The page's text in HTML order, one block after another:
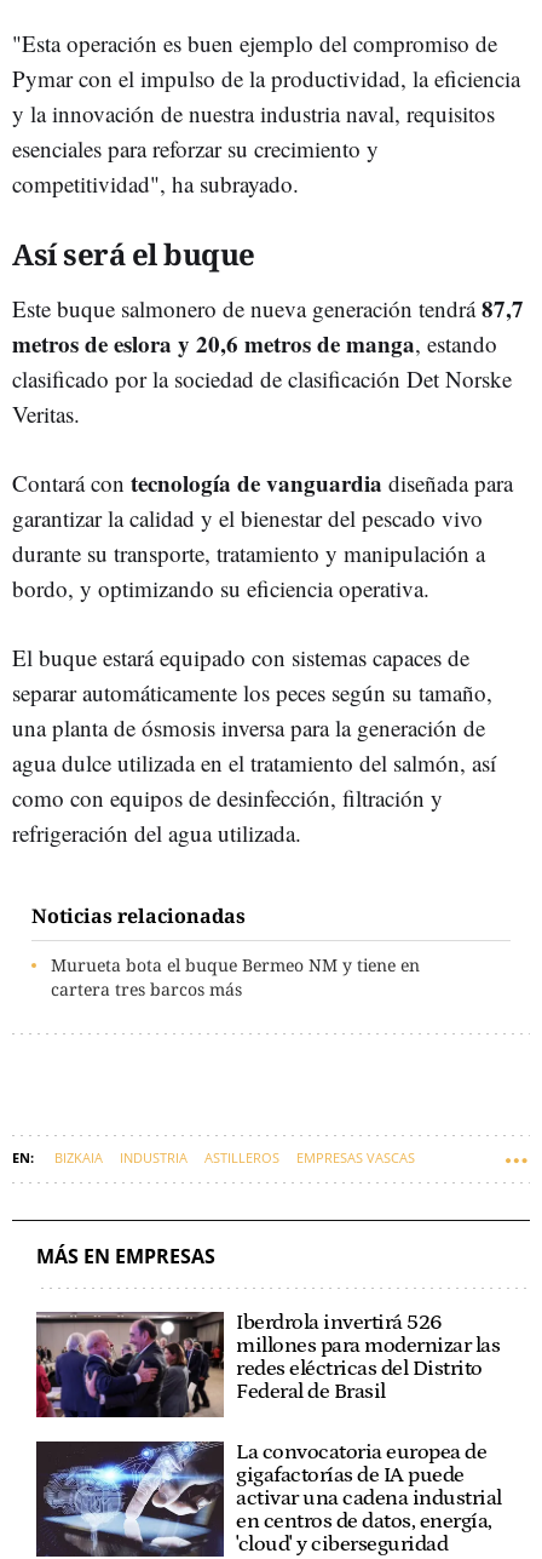
"Esta operación es buen ejemplo del compromiso de
Pymar con el impulso de la productividad, la eficiencia
y la innovación de nuestra industria naval, requisitos
esenciales para reforzar su crecimiento y
competitividad", ha subrayado.
Así será el buque
Este buque salmonero de nueva generación tendrá87,7
metros de eslora y 20,6 metros de manga, estando
clasificado por la sociedad de clasificación Det Norske
Veritas.
Contará con tecnología de vanguardia diseñada para
garantizar la calidad y el bienestar del pescado vivo
durante su transporte, tratamiento y manipulación a
bordo, y optimizando su eficiencia operativa.
El buque estará equipado con sistemas capaces de
separar automáticamente los peces según su tamaño,
una planta de ósmosis inversa para la generación de
agua dulce utilizada en el tratamiento del salmón, así
como con equipos de desinfección, filtración y
refrigeración del agua utilizada.
Noticias relacionadas
Murueta bota el buque Bermeo NM y tiene en
cartera tres barcos más
BIZKAIA INDUSTRIA ASTILLEROS EMPRESAS VASCAS
MÁS EN EMPRESAS
Iberdrola invertirá 526
millones para modernizar las
redes eléctricas del Distrito
Federal de Brasil
La convocatoria europea de
gigafactorías de IA puede
activar una cadena industrial
en centros de datos, energía,
'cloud' y ciberseguridad